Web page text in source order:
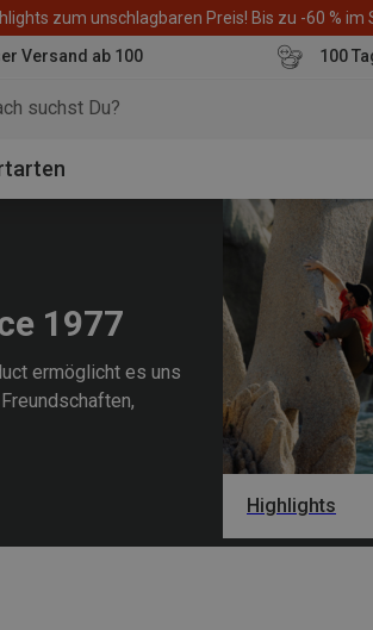
zum unschlagbaren Preis! Bis zu -60 % im
Versand ab 100
100
1977
ermöglicht es uns
Highlights